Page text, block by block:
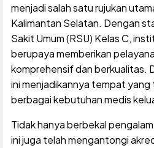
menjadi salah satu rujukan
Kalimantan Selatan. Dengan
Sakit Umum (RSU) Kelas C,
berupaya memberikan
komprehensif dan berkualitas.
ini menjadikannya tempat
berbagai kebutuhan medis
Tidak hanya berbekal
ini juga telah mengantongi